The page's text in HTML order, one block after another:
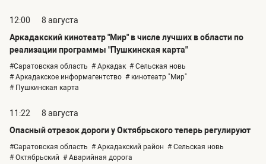
12:00
8 августа
Аркадакский кинотеатр "Мир" в числе лучших в области по
реализации программы "Пушкинская карта"
#Саратовская область # Аркадак # Сельская новь
# Аркадакское информагентство # кинотеатр "Мир"
# Пушкинская карта
11:22
8 августа
Опасный отрезок дороги у Октябрьского теперь регулируют
#Саратовская область # Аркадакский район # Сельская новь
# Октябрьский # Аварийная дорога